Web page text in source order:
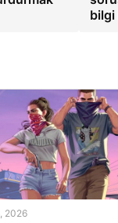
2026